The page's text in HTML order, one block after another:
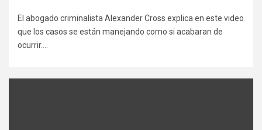
El abogado criminalista Alexander Cross explica en este video
que los casos se están manejando como si acabaran de
ocurrir....